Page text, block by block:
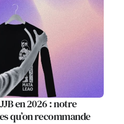
en 2026 : notre
qu’on recommande